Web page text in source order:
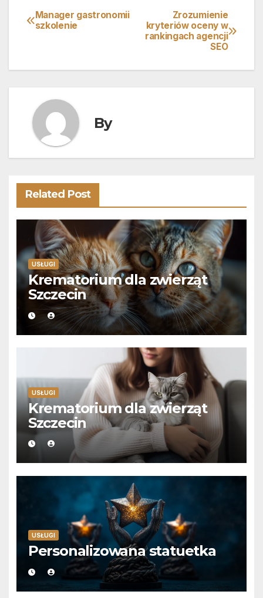
Nawigacja
Zrozumienie
kryteriów oceny w
rankingach agencji
SEO
Manager gastronomii
szkolenie
By
Related Post
USŁUGI
Krematorium dla zwierząt
Szczecin
USŁUGI
Krematorium dla zwierząt
Szczecin
USŁUGI
Personalizowana statuetka